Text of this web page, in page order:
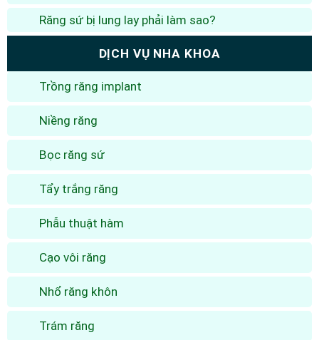
Răng sứ bị lung lay phải làm sao?
DỊCH VỤ NHA KHOA
Trồng răng implant
Niềng răng
Bọc răng sứ
Tẩy trắng răng
Phẫu thuật hàm
Cạo vôi răng
Nhổ răng khôn
Trám răng